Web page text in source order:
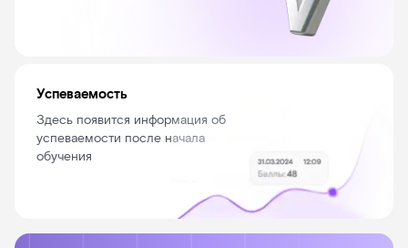
Успеваемость
Здесь появится информация об
успеваемости после начала
обучения